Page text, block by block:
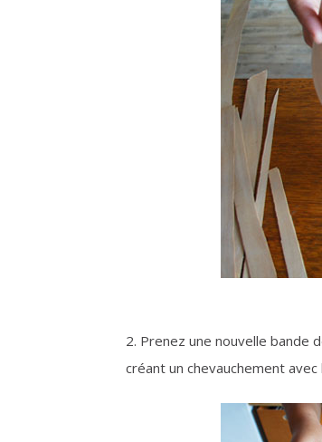
2. Prenez une nouvelle bande
créant un chevauchement